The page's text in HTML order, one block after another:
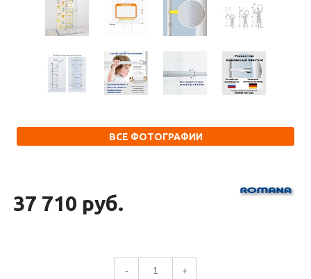
ВСЕ ФОТОГРАФИИ
37 710 руб.
- +